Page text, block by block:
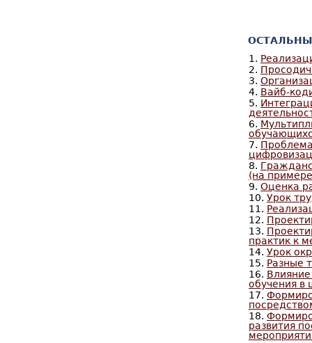
1.
2.
3.
4. Вайб-
5.
6.
7.
8.
(на
9. Оценка
10. Урок
11.
12.
13.
практик к
14. Урок
15. Разные
16. Влияние
обучения в
17.
18.
развития